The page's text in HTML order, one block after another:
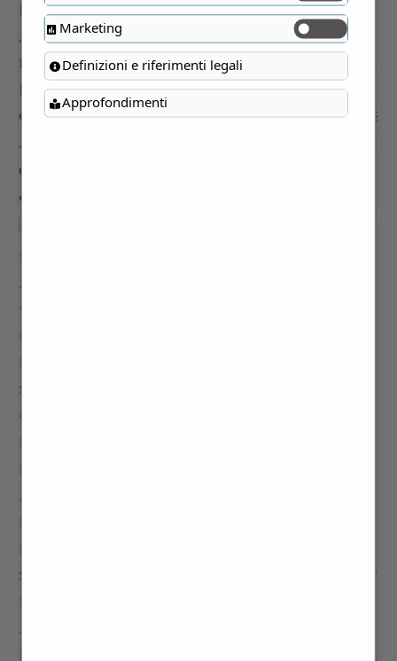
Marketing
Definizioni e riferimenti legali
Approfondimenti